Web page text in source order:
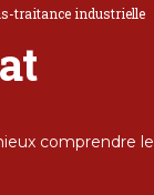
traitance industrielle
comprendre